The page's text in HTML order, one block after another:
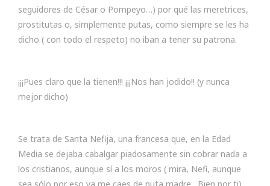
seguidores de César o Pompeyo…) por qué las meretrices,
prostitutas o, simplemente putas, como siempre se les ha
dicho ( con todo el respeto) no iban a tener su patrona.
¡¡¡Pues claro que la tienen!!! ¡¡¡Nos han jodido!! (y nunca
mejor dicho)
Se trata de Santa Nefija, una francesa que, en la Edad
Media se dejaba cabalgar piadosamente sin cobrar nada a
los cristianos, aunque sí a los moros ( mira, Nefi, aunque